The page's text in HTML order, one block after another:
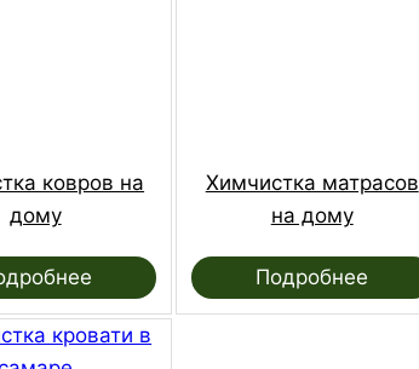
ковров на
дому
Химчистка матрасов
на дому
Подробнее